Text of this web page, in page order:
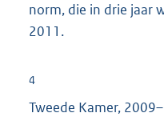
norm, die in drie jaar
2011.
4
Tweede Kamer,